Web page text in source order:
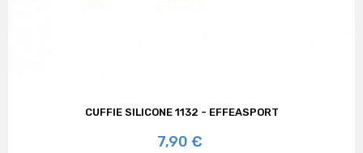
CUFFIE SILICONE 1132 - EFFEASPORT
Prezzo
7,90 €